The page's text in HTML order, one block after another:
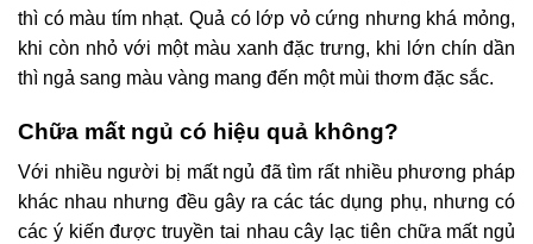
thì có màu tím nhạt. Quả có lớp vỏ cứng nhưng khá mỏng,
khi còn nhỏ với một màu xanh đặc trưng, khi lớn chín dần
thì ngả sang màu vàng mang đến một mùi thơm đặc sắc.
Chữa mất ngủ có hiệu quả không?
Với nhiều người bị mất ngủ đã tìm rất nhiều phương pháp
khác nhau nhưng đều gây ra các tác dụng phụ, nhưng có
các ý kiến được truyền tai nhau cây lạc tiên chữa mất ngủ